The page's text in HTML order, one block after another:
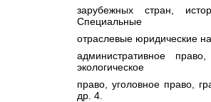
зарубежных стран,
Специальные
отраслевые юридические
административное
экологическое
право, уголовное право,
др. 4.